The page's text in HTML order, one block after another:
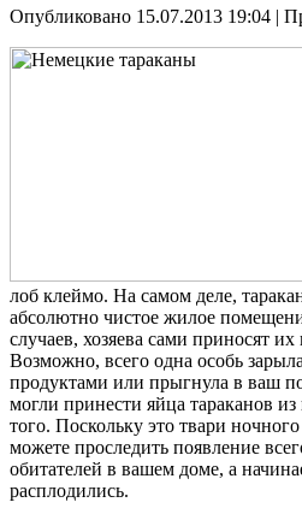
Опубликовано 15.07.2013 19:04 |
лоб клеймо. На самом деле,
абсолютно чистое жилое
случаев, хозяева сами приносят их
Возможно, всего одна особь
продуктами или прыгнула в ваш
могли принести яйца тараканов
того. Поскольку это твари
можете проследить появление
обитателей в вашем доме, а
расплодились.